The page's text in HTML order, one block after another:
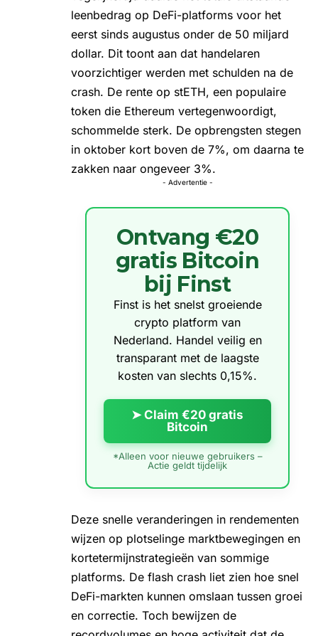
leenbedrag op DeFi-platforms voor het
eerst sinds augustus onder de 50 miljard
dollar. Dit toont aan dat handelaren
voorzichtiger werden met schulden na de
crash. De rente op stETH, een populaire
token die Ethereum vertegenwoordigt,
schommelde sterk. De opbrengsten stegen
in oktober kort boven de 7%, om daarna te
zakken naar ongeveer 3%.
- Advertentie -
Ontvang €20
gratis Bitcoin
bij Finst
Finst is het snelst groeiende
crypto platform van
Nederland. Handel veilig en
transparant met de laagste
kosten van slechts 0,15%.
➤ Claim €20 gratis
Bitcoin
*Alleen voor nieuwe gebruikers –
Actie geldt tijdelijk
Deze snelle veranderingen in rendementen
wijzen op plotselinge marktbewegingen en
kortetermijnstrategieën van sommige
platforms. De flash crash liet zien hoe snel
DeFi-markten kunnen omslaan tussen groei
en correctie. Toch bewijzen de